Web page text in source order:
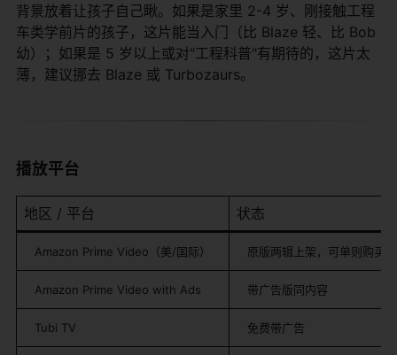
背景放着让孩子自己瞅。如果是家里 2-4 岁、刚接触工程
车类学前片的孩子，这片能当入门（比 Blaze 轻、比 Bob
幼）；如果是 5 岁以上或对"工程科普"有期待的，这片太
薄，建议挪去 Blaze 或 Turbozaurs。
播放平台
地区 / 平台 状态
Amazon Prime Video（美/国际） 原版两辑上架，可单则购买
Amazon Prime Video with Ads 带广告版同内容
Tubi TV 免费带广告